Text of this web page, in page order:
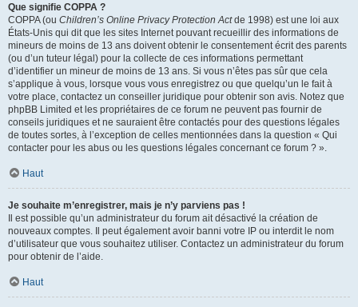
Que signifie COPPA ?
COPPA (ou Children’s Online Privacy Protection Actde 1998) est une loi aux
États-Unis qui dit que les sites Internet pouvant recueillir des informations de
mineurs de moins de 13 ans doivent obtenir le consentement écrit des parents
(ou d’un tuteur légal) pour la collecte de ces informations permettant
d’identifier un mineur de moins de 13 ans. Si vous n’êtes pas sûr que cela
s’applique à vous, lorsque vous vous enregistrez ou que quelqu’un le fait à
votre place, contactez un conseiller juridique pour obtenir son avis. Notez que
phpBB Limited et les propriétaires de ce forum ne peuvent pas fournir de
conseils juridiques et ne sauraient être contactés pour des questions légales
de toutes sortes, à l’exception de celles mentionnées dans la question « Qui
contacter pour les abus ou les questions légales concernant ce forum ? ».
Haut
Je souhaite m’enregistrer, mais je n’y parviens pas !
Il est possible qu’un administrateur du forum ait désactivé la création de
nouveaux comptes. Il peut également avoir banni votre IP ou interdit le nom
d’utilisateur que vous souhaitez utiliser. Contactez un administrateur du forum
pour obtenir de l’aide.
Haut